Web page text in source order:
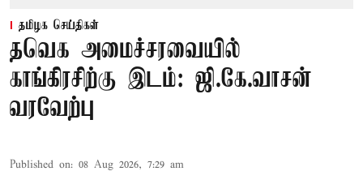
தமிழக செய்திகள்
தவெக அமைச்சரவையில்
காங்கிரசிற்கு இடம்: ஜி.கே.வாசன்
வரவேற்பு
Published on: 08 Aug 2026, 7:29 am